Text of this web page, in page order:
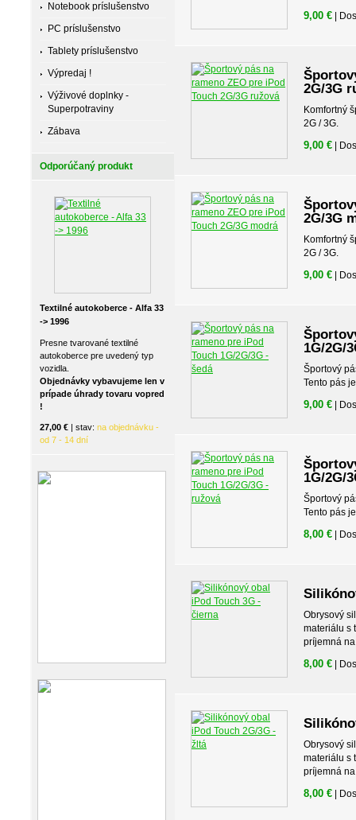
Notebook príslušenstvo
PC príslušenstvo
Tablety príslušenstvo
Výpredaj !
Výživové doplnky -
Superpotraviny
Zábava
Odporúčaný produkt
Textilné autokoberce - Alfa 33
-> 1996
Presne tvarované textilné
autokoberce pre uvedený typ
vozidla.
Objednávky vybavujeme len v
prípade úhrady tovaru vopred
!
27,00 € | stav: na objednávku -
od 7 - 14 dní
9,00 € |
2G/3G
Komfortný
2G / 3G.
9,00 € |
2G/3G
Komfortný
2G / 3G.
9,00 € |
1G/2G/
Športový
Tento pás
9,00 € |
1G/2G/
Športový
Tento pás
8,00 € |
Obrysový
materiálu s
príjemná
8,00 € |
Obrysový
materiálu s
príjemná
8,00 € |